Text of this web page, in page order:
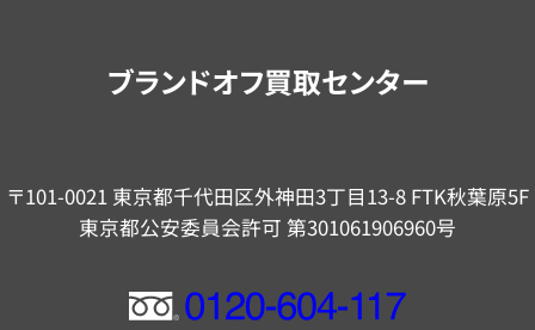
ブランドオフ買取センター
〒101-0021 東京都千代田区外神田3丁目13-8 FTK秋葉原5F
東京都公安委員会許可 第301061906960号
フ